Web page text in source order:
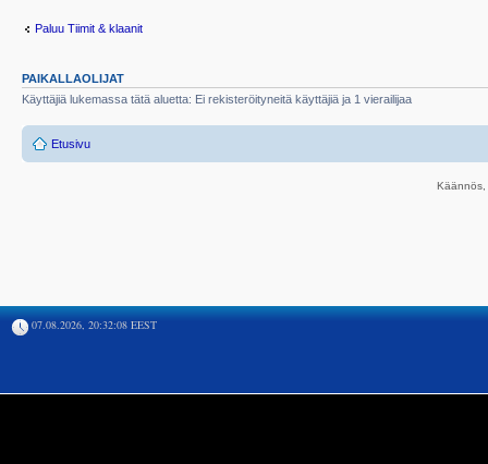
Paluu Tiimit & klaanit
PAIKALLAOLIJAT
Käyttäjiä lukemassa tätä aluetta: Ei rekisteröityneitä käyttäjiä ja 1 vierailijaa
Etusivu
07.08.2026, 20:32:08 EEST